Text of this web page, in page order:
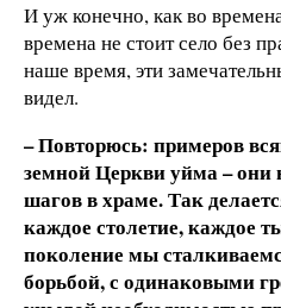
И уж конечно, как во
времена не стоит село без
наше время, эти
видел.
– Повторюсь: примеров
земной Церкви уйма – они
шагов в храме. Так
каждое столетие, каждое
поколение мы
борьбой, с одинаковыми